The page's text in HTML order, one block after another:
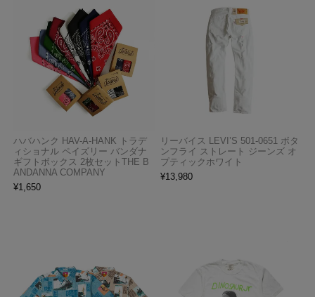
ハバハンク HAV-A-HANK トラデ
ィショナル ペイズリー バンダナ
ギフトボックス 2枚セットTHE B
ANDANNA COMPANY
¥1,650
リーバイス LEVI’S 501-0651 ボタ
ンフライ ストレート ジーンズ オ
プティックホワイト
¥13,980